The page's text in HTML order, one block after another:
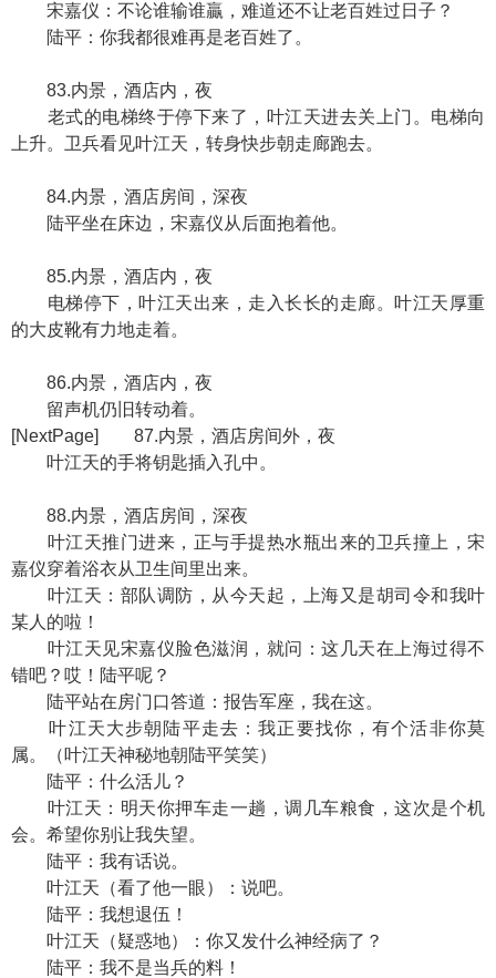
宋嘉仪：不论谁输谁贏，难道还不让老百姓过日子？
陆平：你我都很难再是老百姓了。
83.内景，酒店内，夜
老式的电梯终于停下来了，叶江天进去关上门。电梯向
上升。卫兵看见叶江天，转身快步朝走廊跑去。
84.内景，酒店房间，深夜
陆平坐在床边，宋嘉仪从后面抱着他。
85.内景，酒店内，夜
电梯停下，叶江天出来，走入长长的走廊。叶江天厚重
的大皮靴有力地走着。
86.内景，酒店内，夜
留声机仍旧转动着。
[NextPage] 87.内景，酒店房间外，夜
叶江天的手将钥匙插入孔中。
88.内景，酒店房间，深夜
叶江天推门进来，正与手提热水瓶出来的卫兵撞上，宋
嘉仪穿着浴衣从卫生间里出来。
叶江天：部队调防，从今天起，上海又是胡司令和我叶
某人的啦！
叶江天见宋嘉仪脸色滋润，就问：这几天在上海过得不
错吧？哎！陆平呢？
陆平站在房门口答道：报告军座，我在这。
叶江天大步朝陆平走去：我正要找你，有个活非你莫
属。（叶江天神秘地朝陆平笑笑）
陆平：什么活儿？
叶江天：明天你押车走一趟，调几车粮食，这次是个机
会。希望你别让我失望。
陆平：我有话说。
叶江天（看了他一眼）：说吧。
陆平：我想退伍！
叶江天（疑惑地）：你又发什么神经病了？
陆平：我不是当兵的料！